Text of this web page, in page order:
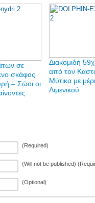
σε
σκάφος
– Σώοι οι
Διακομιδή
από τον
Μύτικα με
Λιμενικού
(Required)
(Will not be published)
(Optional)